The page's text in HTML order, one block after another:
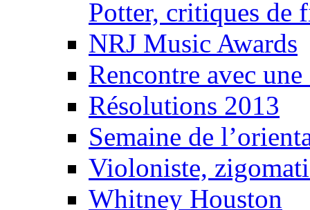
Potter, critiques de
NRJ Music Awards
Rencontre avec
Résolutions 2013
Semaine de
Violoniste,
Whitney Houston